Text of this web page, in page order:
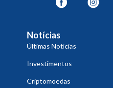
Notícias
Últimas Notícias
Investimentos
Criptomoedas